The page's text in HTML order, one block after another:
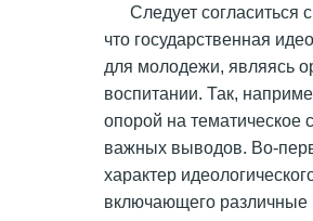
Следует
что государственная
для молодежи, являясь
воспитании. Так,
опорой на тематическое
важных выводов. Во-
характер
включающего различные